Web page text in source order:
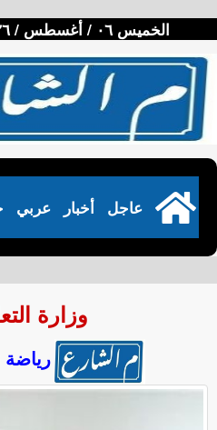
الخميس ٠٦ / أغسطس / ٢٠٢٦
عربي أخبار عاجل
وزارة
رياضة